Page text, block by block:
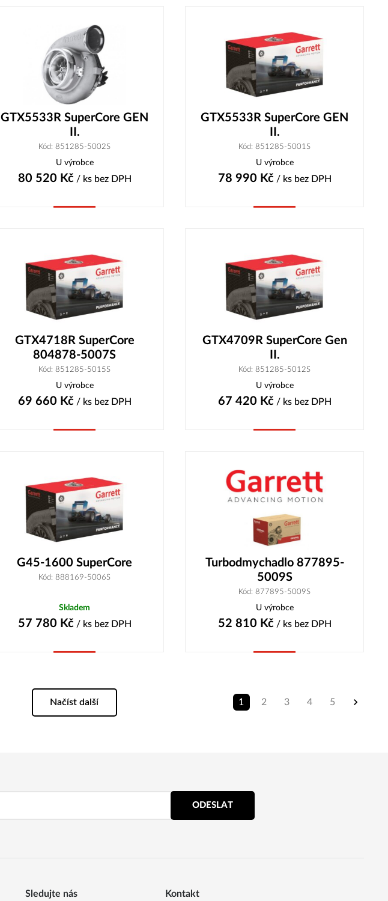
GTX5533R SuperCore GEN
II.
Kód: 851285-5002S
U výrobce
80 520 Kč/ ks bez DPH
GTX5533R SuperCore GEN
II.
Kód: 851285-5001S
U výrobce
78 990 Kč/ ks bez DPH
GTX4718R SuperCore
804878-5007S
Kód: 851285-5015S
U výrobce
69 660 Kč/ ks bez DPH
GTX4709R SuperCore Gen
II.
Kód: 851285-5012S
U výrobce
67 420 Kč/ ks bez DPH
G45-1600 SuperCore
Kód: 888169-5006S
Skladem
57 780 Kč/ ks bez DPH
Turbodmychadlo 877895-
5009S
Kód: 877895-5009S
U výrobce
52 810 Kč/ ks bez DPH
Načíst další 1 2 3 4 5
ODESLAT
Sledujte nás Kontakt